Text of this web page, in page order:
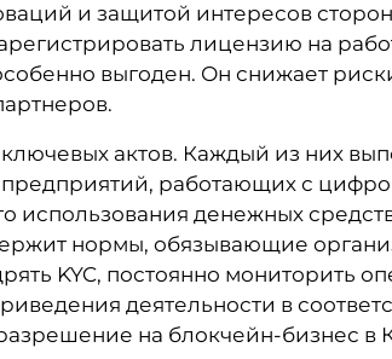
и защитой интересов
лицензию на
выгоден. Он снижает
ключевых актов. Каждый из них
работающих с
использования денежных
нормы, обязывающие
KYC, постоянно мониторить
деятельности в
на блокчейн-бизнес в